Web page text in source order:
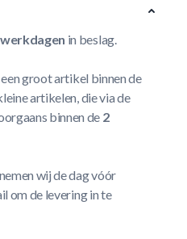
werkdagen in beslag.
groot artikel binnen de
artikelen, die via de
binnen de 2
wij de dag vóór
om de levering in te